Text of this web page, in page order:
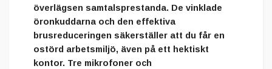
överlägsen samtalsprestanda. De vinklade
öronkuddarna och den effektiva
brusreduceringen säkerställer att du får en
ostörd arbetsmiljö, även på ett hektiskt
kontor. Tre mikrofoner och